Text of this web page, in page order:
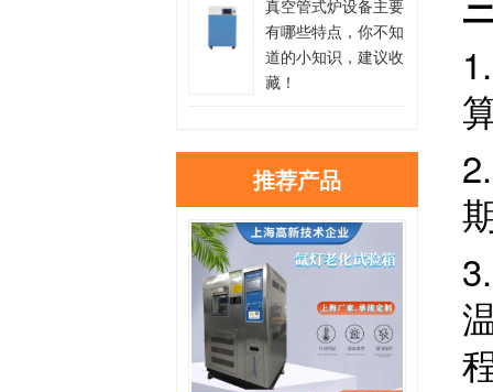
真空管式炉设备主要
有哪些特点，你不知
道的小知识，建议收
藏！
推荐产品